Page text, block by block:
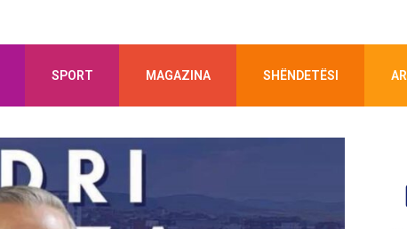
SPORT MAGAZINA SHËNDETËSI